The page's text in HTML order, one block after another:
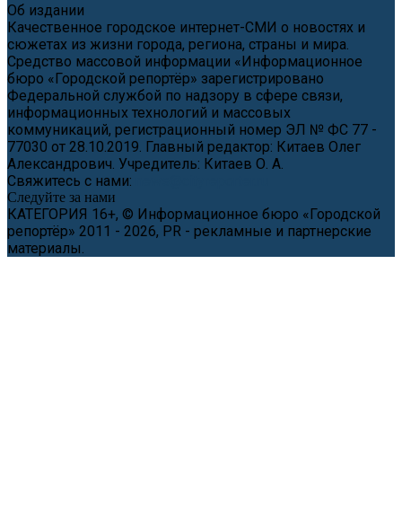
Об издании
Качественное городское интернет-СМИ о новостях и
сюжетах из жизни города, региона, страны и мира.
Средство массовой информации «Информационное
бюро «Городской репортёр» зарегистрировано
Федеральной службой по надзору в сфере связи,
информационных технологий и массовых
коммуникаций, регистрационный номер ЭЛ № ФС 77 -
77030 от 28.10.2019. Главный редактор: Китаев Олег
Александрович. Учредитель: Китаев О. А.
Свяжитесь с нами:
Следуйте за нами
КАТЕГОРИЯ 16+, © Информационное бюро «Городской
репортёр» 2011 - 2026, PR - рекламные и партнерские
материалы.